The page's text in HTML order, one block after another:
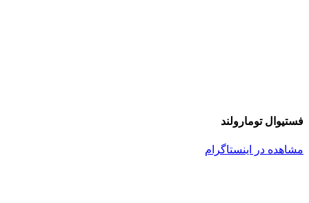
فستیوال تومارولند
مشاهده در اینستاگرام